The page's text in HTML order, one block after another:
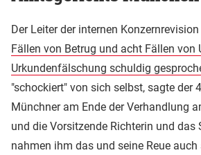
Der Leiter der internen
Fällen von Betrug und acht Fällen von
Urkundenfälschung schuldig
"schockiert" von sich selbst, sagte der
Münchner am Ende der Verhandlung
und die Vorsitzende Richterin und
nahmen ihm das und seine Reue auch